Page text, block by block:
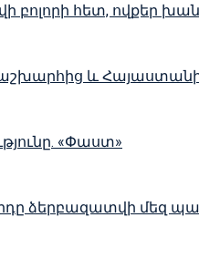
բոլորի հետ, ովքեր
և Հայաստանի
«Փաստ»
ձերբազատվի